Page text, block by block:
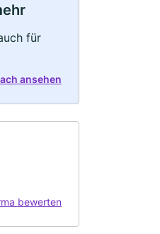
für
ansehen
bewerten